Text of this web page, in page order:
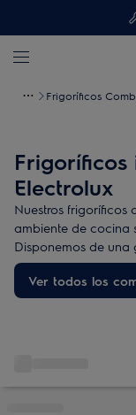
Frigoríficos
Frigoríficos
Electrolux
Nuestros frigoríficos
ambiente de cocina
Disponemos de
eficientes y con las
conservación.
Ver todos los